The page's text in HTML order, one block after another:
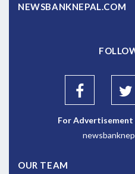
NEWSBANKNEPAL.COM
For Advertisement
OUR TEAM